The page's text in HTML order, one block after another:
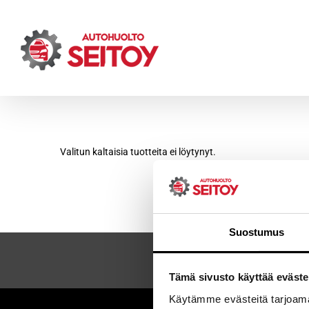
Suostumus
Tämä sivusto käyttää
Käytämme evästeitä
content
Valitun kaltaisia tuotteita ei löytynyt.